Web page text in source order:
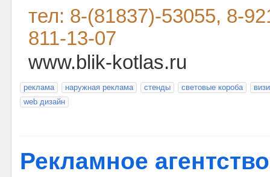
тел: 8-(81837)-53055, 8-
811-13-07
www.blik-kotlas.ru
реклама наружная реклама стенды световые короба
web дизайн
Рекламное